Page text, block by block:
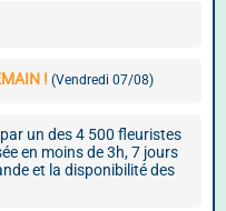
! (Vendredi 07/08)
un des 4 500 fleuristes
en moins de 3h, 7 jours
et la disponibilité des